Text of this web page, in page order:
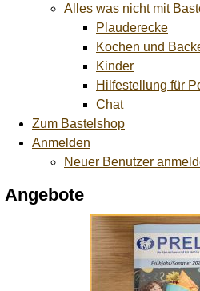
Alles was nicht mit
Plauderecke
Kochen und
Kinder
Hilfestellung für
Chat
Zum Bastelshop
Anmelden
Neuer Benutzer
Angebote